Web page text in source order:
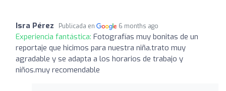
Isra Pérez Publicada en 6 months ago
Experiencia fantástica: Fotografías muy bonitas de un
reportaje que hicimos para nuestra niña.trato muy
agradable y se adapta a los horarios de trabajo y
niños.muy recomendable